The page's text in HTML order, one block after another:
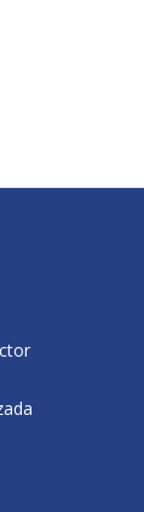
a central de